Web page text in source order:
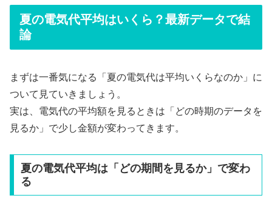
夏の電気代平均はいくら？最新データで結
論
まずは一番気になる「夏の電気代は平均いくらなのか」に
ついて見ていきましょう。
実は、電気代の平均額を見るときは「どの時期のデータを
見るか」で少し金額が変わってきます。
夏の電気代平均は「どの期間を見るか」で変わ
る